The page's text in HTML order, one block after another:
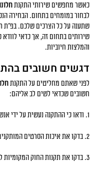
כאשר מחפשים שירותי התקנת
לבחור במומחים בתחום. הבחירה
שתענה על כל הצרכים שלכם. בפ"ת
שירותים בתחום זה, אך כדאי לוודא
והמלצות חיוביות.
דגשים חשובים
לפני שאתם מחליטים על התקנת
חשובים שכדאי לשים לב אליהם:
1. ודאו כי ההתקנה נעשית על ידי אנשי מקצוע מנוסים.
2. בדקו את איכות הסרטים המותקנים על החלונות.
3. בדקו את תקנות החוק המקומיות לגבי כהות החלונות המותרת.